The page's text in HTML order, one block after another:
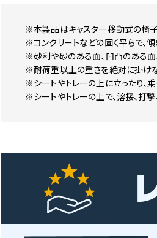
※本製品はキャスター移動式の椅子
※コンクリートなどの固く平らで、
※砂利や砂のある面、凹凸のある面
※耐荷重以上の重さを絶対に掛けな
※シートやトレーの上に立ったり、乗
※シートやトレーの上で、溶接、打